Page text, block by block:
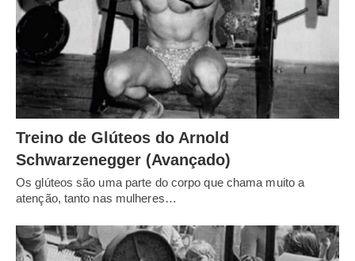
Treino de Glúteos do Arnold
Schwarzenegger (Avançado)
Os glúteos são uma parte do corpo que chama muito a
atenção, tanto nas mulheres…